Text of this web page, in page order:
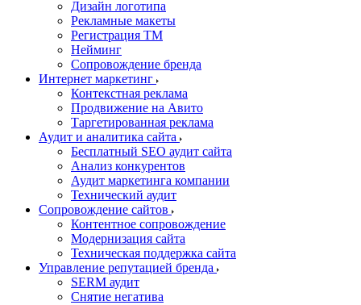
Дизайн логотипа
Рекламные макеты
Регистрация ТМ
Нейминг
Сопровождение бренда
Интернет маркетинг
Контекстная реклама
Продвижение на Авито
Таргетированная реклама
Аудит и аналитика сайта
Бесплатный SEO аудит сайта
Анализ конкурентов
Аудит маркетинга компании
Технический аудит
Сопровождение сайтов
Контентное сопровождение
Модернизация сайта
Техническая поддержка сайта
Управление репутацией бренда
SERM аудит
Снятие негатива